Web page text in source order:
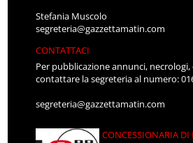
Stefania Muscolo
segreteria@gazzettamatin.com
CONTATTACI
Per pubblicazione annunci,
contattare la segreteria al numero:
segreteria@gazzettamatin.com
CONCESSIONARIA DI